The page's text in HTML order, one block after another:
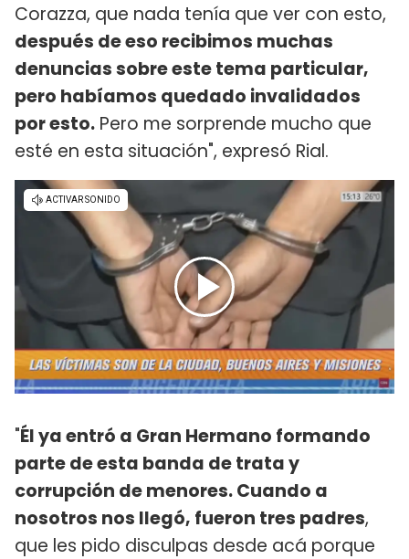
Corazza, que nada tenía que ver con esto,
después de eso recibimos muchas
denuncias sobre este tema particular,
pero habíamos quedado invalidados
por esto. Pero me sorprende mucho que
esté en esta situación", expresó Rial.
"Él ya entró a Gran Hermano formando
parte de esta banda de trata y
corrupción de menores. Cuando a
nosotros nos llegó, fueron tres padres,
que les pido disculpas desde acá porque